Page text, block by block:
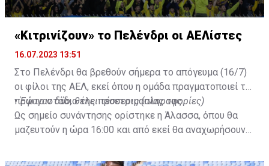
«Κιτρινίζουν» το Πελένδρι οι ΑΕΛίστες
16.07.2023 13:51
Στο Πελένδρι θα βρεθούν σήμερα το απόγευμα (16/7)
οι φίλοι της ΑΕΛ, εκεί όπου η ομάδα πραγματοποιεί το
πρώτο στάδιο της προετοιμασίας της.
•Έφυγαν δύο, θέλει τέσσερις (πληροφορίες)
Ως σημείο συνάντησης ορίστηκε η Άλασσα, όπου θα
μαζευτούν η ώρα 16:00 και από εκεί θα αναχωρήσουν